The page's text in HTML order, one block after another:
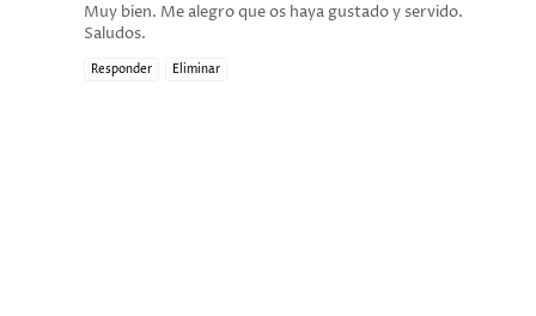
Muy bien. Me alegro que os haya gustado y servido.
Saludos.
Responder Eliminar